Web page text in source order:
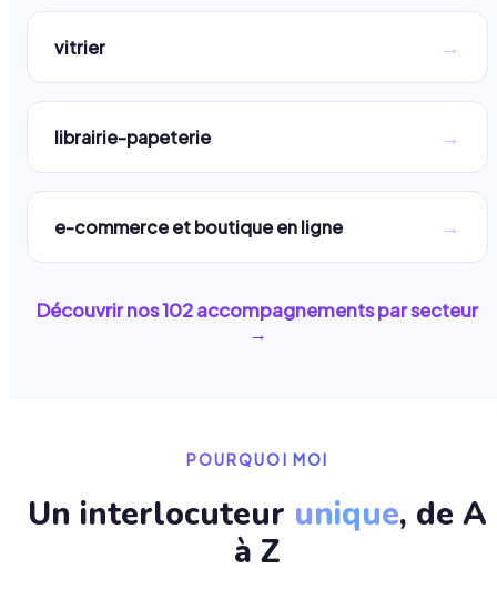
vitrier →
librairie-papeterie →
e-commerce et boutique en ligne →
Découvrir nos102accompagnements par secteur
→
POURQUOI MOI
Un interlocuteur unique, de A
à Z